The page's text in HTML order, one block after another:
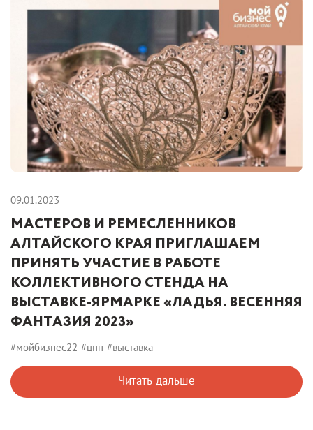
09.01.2023
МАСТЕРОВ И РЕМЕСЛЕННИКОВ
АЛТАЙСКОГО КРАЯ ПРИГЛАШАЕМ
ПРИНЯТЬ УЧАСТИЕ В РАБОТЕ
КОЛЛЕКТИВНОГО СТЕНДА НА
ВЫСТАВКЕ-ЯРМАРКЕ «ЛАДЬЯ. ВЕСЕННЯЯ
ФАНТАЗИЯ 2023»
#мойбизнес22 #цпп #выставка
Читать дальше